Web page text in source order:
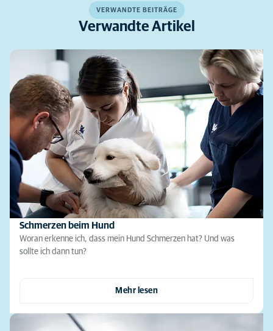
VERWANDTE BEITRÄGE
Verwandte Artikel
Schmerzen beim Hund
Woran erkenne ich, dass mein Hund Schmerzen hat? Und was
sollte ich dann tun?
Mehr lesen